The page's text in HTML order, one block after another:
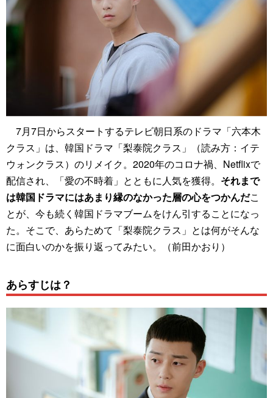
7月7日からスタートするテレビ朝日系のドラマ「六本木
クラス」は、韓国ドラマ「梨泰院クラス」（読み方：イテ
ウォンクラス）のリメイク。2020年のコロナ禍、Netflixで
配信され、「愛の不時着」とともに人気を獲得。 それまで
は韓国ドラマにはあまり縁のなかった層の心をつかんだこ
とが、今も続く韓国ドラマブームをけん引することになっ
た。そこで、あらためて「梨泰院クラス」とは何がそんな
に面白いのかを振り返ってみたい。（前田かおり）
あらすじは？